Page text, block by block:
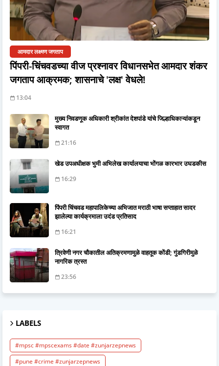
आमदार लक्ष्मण जगताप
पिंपरी-चिंचवडच्या वीज प्रश्नावर विधानसभेत आमदार शंकर
जगताप आक्रमक; शासनाचे 'लक्ष' वेधले!
13:04
मुख्य निवडणूक अधिकारी श्रीकांत देशपांडे यांचे जिल्हाधिकाऱ्यांकडून
स्वागत
21:16
खेड उपअधीक्षक भुमी अभिलेख कार्यालयाचा भोंगळ कारभार उघडकीस
16:29
पिंपरी चिंचवड महापालिकेच्या अभिजात मराठी भाषा सप्ताहात सादर
झालेल्या कार्यक्रमाला उदंड प्रतिसाद
16:21
त्रिवेणी नगर चौकातील अतिक्रमणामुळे वाहतूक कोंडी; गुंडगिरीमुळे
नागरिक त्रस्त
23:56
LABELS
#mpsc #mpscexams #date #zunjarzepnews
#pune #crime #zunjarzepnews